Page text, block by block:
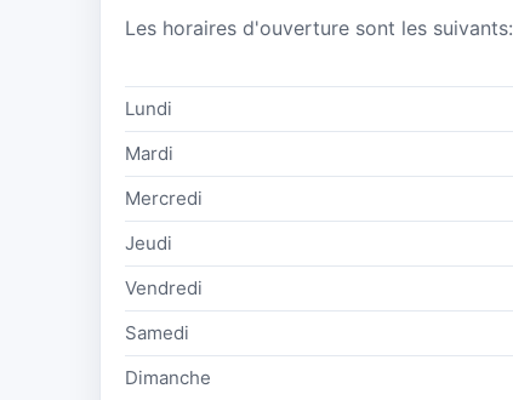
Les horaires d'ouverture sont les suivants:
Lundi
Mardi
Mercredi
Jeudi
Vendredi
Samedi
Dimanche